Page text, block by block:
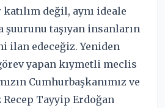
değil, aynı ideale
şuurunu taşıyan insanların
edeceğiz. Yeniden
yapan kıymetli meclis
Cumhurbaşkanımız ve
Recep Tayyip Erdoğan